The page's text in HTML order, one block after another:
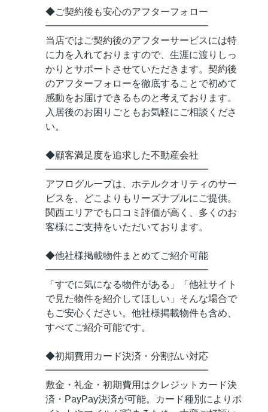
◆ご契約後も安心のアフターフォロー
━━━━━━━━━━━━━━━━━
当店ではご契約後のアフターサービスには特
に力を入れておりますので、生涯に渡りしっ
かりとサポートさせていただきます。契約後
のアフターフォローを徹底することで初めて
感動をお届けできるものと考えております。
入居後のお困りごともお気軽にご相談くださ
い。
◆顧客満足度を追求した不動産会社
━━━━━━━━━━━━━━━━━
アフログループは、ホテルクオリティのサー
ビスを、どこよりもリーズナブルにご提供。
関西エリアでも口コミ評価が高く、多くのお
客様にご支持をいただいております。
◆他社様掲載物件まとめてご紹介可能
━━━━━━━━━━━━━━━━━
「すでに気になる物件がある」「他社サイト
で見た物件を紹介してほしい」そんな場合で
もご安心ください。他社様掲載物件も含め、
すべてご紹介可能です。
◆初期費用カード決済・分割払い対応
━━━━━━━━━━━━━━━━━
敷金・礼金・初期費用はクレジットカード決
済・PayPay決済が可能。カード種別によりポ